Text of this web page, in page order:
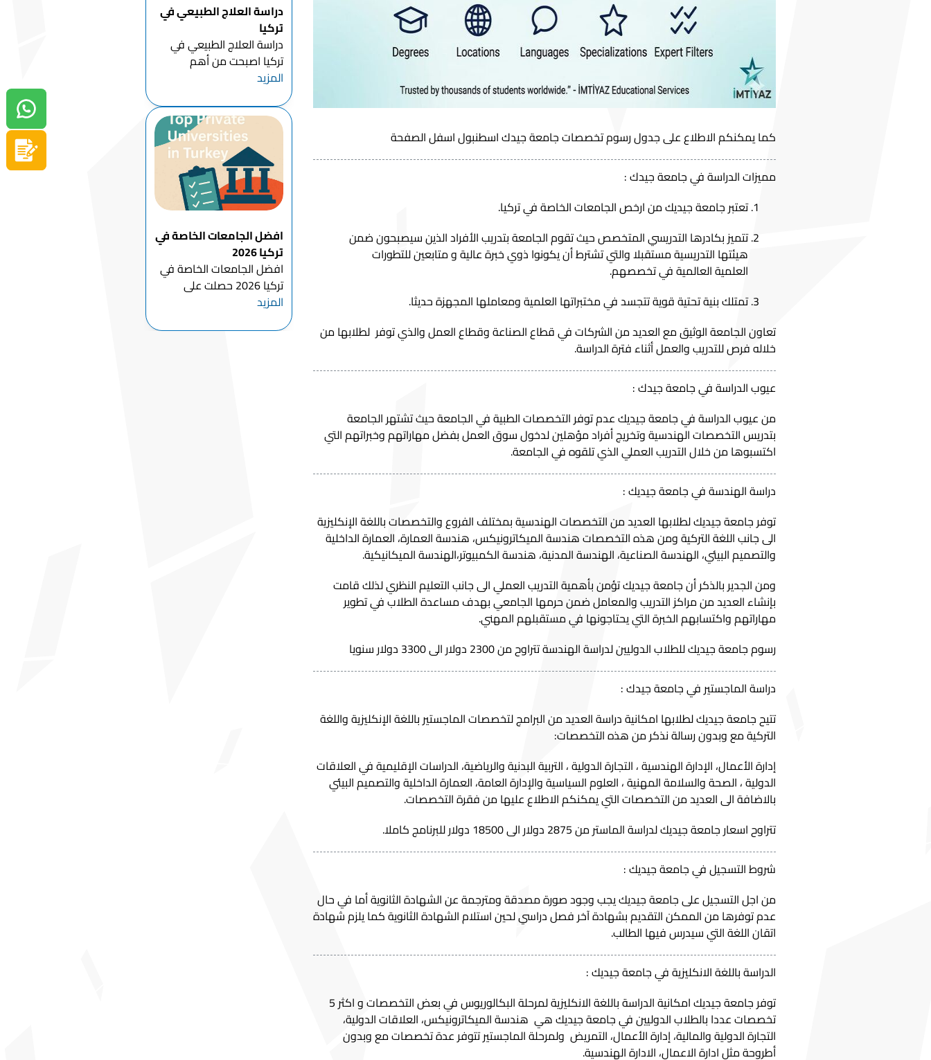
كما يمكنكم الاطلاع على جدول رسوم تخصصات جامعة جيدك اسطنبول اسفل الصفحة
مميزات الدراسة في جامعة جيدك :
تعتبر جامعة جيديك من ارخص الجامعات الخاصة في تركيا.
تتميز بكادرها التدريسي المتخصص حيث تقوم الجامعة بتدريب الأفراد الذين سيصبحون ضمن
هيئتها التدريسية مستقبلا والتي تشترط أن يكونوا ذوي خبرة عالية و متابعين للتطورات
العلمية العالمية في تخصصهم.
تمتلك بنية تحتية قوية تتجسد في مختبراتها العلمية ومعاملها المجهزة حديثا.
تعاون الجامعة الوثيق مع العديد من الشركات في قطاع الصناعة وقطاع العمل والذي توفر لطلابها من
خلاله فرص للتدريب والعمل أثناء فترة الدراسة.
عيوب الدراسة في جامعة جيدك :
من عيوب الدراسة في جامعة جيديك عدم توفر التخصصات الطبية في الجامعة حيث تشتهر الجامعة
بتدريس التخصصات الهندسية وتخريج أفراد مؤهلين لدخول سوق العمل بفضل مهاراتهم وخبراتهم التي
اكتسبوها من خلال التدريب العملي الذي تلقوه في الجامعة.
دراسة الهندسة في جامعة جيديك :
توفر جامعة جيديك لطلابها العديد من التخصصات الهندسية بمختلف الفروع والتخصصات باللغة الإنكليزية
الى جانب اللغة التركية ومن هذه التخصصات هندسة الميكاترونيكس، هندسة العمارة، العمارة الداخلية
والتصميم البيئي، الهندسة الصناعية، الهندسة المدنية، هندسة الكمبيوتر،الهندسة الميكانيكية.
ومن الجدير بالذكر أن جامعة جيديك تؤمن بأهمية التدريب العملي الى جانب التعليم النظري لذلك قامت
بإنشاء العديد من مراكز التدريب والمعامل ضمن حرمها الجامعي بهدف مساعدة الطلاب في تطوير
مهاراتهم واكتسابهم الخبرة التي يحتاجونها في مستقبلهم المهني.
رسوم جامعة جيديك للطلاب الدوليين لدراسة الهندسة تتراوح من 2300 دولار الى 3300 دولار سنويا
دراسة الماجستير في جامعة جيدك :
تتيح جامعة جيديك لطلابها امكانية دراسة العديد من البرامج لتخصصات الماجستير باللغة الإنكليزية واللغة
التركية مع وبدون رسالة نذكر من هذه التخصصات:
إدارة الأعمال، الإدارة الهندسية ، التجارة الدولية ، التربية البدنية والرياضية، الدراسات الإقليمية في العلاقات
الدولية ، الصحة والسلامة المهنية ، العلوم السياسية والإدارة العامة، العمارة الداخلية والتصميم البيئي
بالاضافة الى العديد من التخصصات التي يمكنكم الاطلاع عليها من فقرة التخصصات.
تتراوح اسعار جامعة جيديك لدراسة الماستر من 2875 دولار الى 18500 دولار للبرنامج كاملا.
شروط التسجيل في جامعة جيديك :
من اجل التسجيل على جامعة جيديك يجب وجود صورة مصدقة ومترجمة عن الشهادة الثانوية أما في حال
عدم توفرها من الممكن التقديم بشهادة آخر فصل دراسي لحين استلام الشهادة الثانوية كما يلزم شهادة
اتقان اللغة التي سيدرس فيها الطالب.
الدراسة باللغة الانكليزية في جامعة جيديك :
توفر جامعة جيديك امكانية الدراسة باللغة الانكليزية لمرحلة البكالوريوس في بعض التخصصات و اكثر 5
تخصصات عددا بالطلاب الدوليين في جامعة جيديك هي هندسة الميكاترونيكس، العلاقات الدولية،
التجارة الدولية والمالية، إدارة الأعمال، التمريض ولمرحلة الماجستير تتوفر عدة تخصصات مع وبدون
أطروحة مثل ادارة الاعمال، الادارة الهندسية.
دراسة العلاج الطبيعي في
تركيا
دراسة العلاج الطبيعي في
تركيا اصبحت من أهم
التخصصات الصحية مع تزايد
الصحي في تركيا , ومع ازدياد
الطلب عالميا على خريجين
العلاج الطبيعي وإعادة
التأهيل , وباعتبار تركيا من
أكثر وجهات...
المزيد
افضل الجامعات الخاصة في
تركيا 2026
افضل الجامعات الخاصة في
تركيا 2026 حصلت على
اهتمام متزايد من الطلاب
تعليم عالي الجودة بأسعار
المزيد
سجل الآن